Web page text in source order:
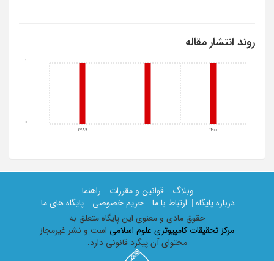
روند انتشار مقاله
1389 1400
0
1
وبلاگ | قوانین و مقررات |
راهنما
درباره پایگاه |
ارتباط با ما | حریم خصوصی |
پایگاه های ما
حقوق مادی و معنوی اين پايگاه متعلق به
مرکز تحقیقات کامپیوتری علوم اسلامی است و نشر غیرمجاز
محتوای آن پیگرد قانونی دارد.